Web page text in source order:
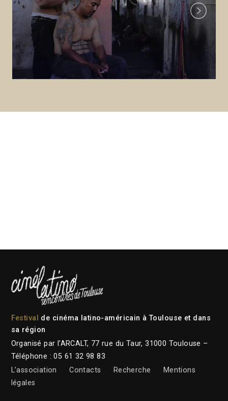
Next
Festival
de cinéma latino-américain à Toulouse et dans
sa région
Organisé par l’ARCALT, 77 rue du Taur, 31000 Toulouse –
Téléphone : 05 61 32 98 83
L’association
Contacts Recherche
Mentions
légales